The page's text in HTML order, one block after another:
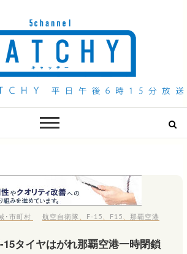
Headline
･市町村 航空自衛隊 F-15 F15 那覇空港
タイヤはがれ那覇空港一時閉鎖